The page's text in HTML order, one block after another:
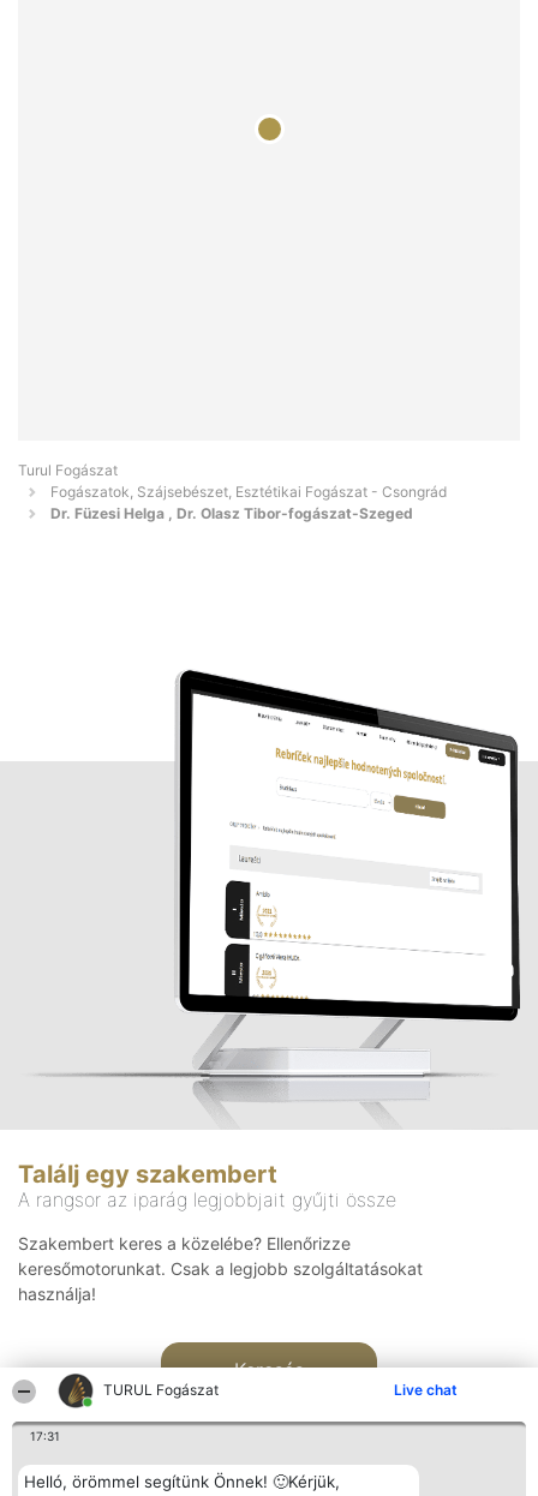
TURUL Fogászat Live chat
17:31
Helló, örömmel segítünk Önnek! 🙂Kérjük,
Turul Fogászat
Fogászatok, Szájsebészet, Esztétikai Fogászat - Csongrád
Dr. Füzesi Helga , Dr. Olasz Tibor-fogászat-Szeged
Találj egy szakembert
A rangsor az iparág legjobbjait gyűjti össze
Szakembert keres a közelébe? Ellenőrizze
keresőmotorunkat. Csak a legjobb szolgáltatásokat
használja!
Keresés